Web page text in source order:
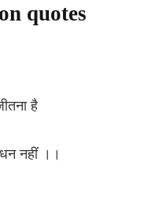
quotes
है
नहीं ।।